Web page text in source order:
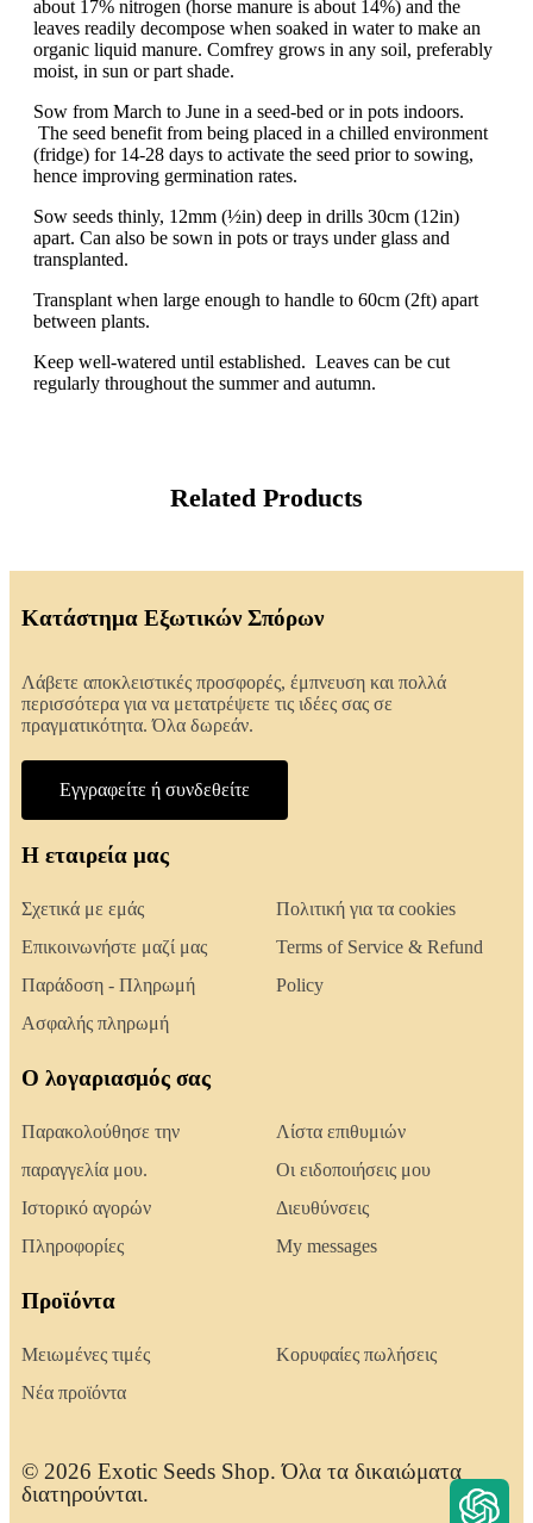
about 17% nitrogen (horse manure is about 14%) and the
leaves readily decompose when soaked in water to make an
organic liquid manure. Comfrey grows in any soil, preferably
moist, in sun or part shade.
Sow from March to June in a seed-bed or in pots indoors.
The seed benefit from being placed in a chilled environment
(fridge) for 14-28 days to activate the seed prior to sowing,
hence improving germination rates.
Sow seeds thinly, 12mm (½in) deep in drills 30cm (12in)
apart. Can also be sown in pots or trays under glass and
transplanted.
Transplant when large enough to handle to 60cm (2ft) apart
between plants.
Keep well-watered until established. Leaves can be cut
regularly throughout the summer and autumn.
Related Products
Κατάστημα Εξωτικών Σπόρων
Λάβετε αποκλειστικές προσφορές, έμπνευση και πολλά
περισσότερα για να μετατρέψετε τις ιδέες σας σε
πραγματικότητα. Όλα δωρεάν.
Εγγραφείτε ή συνδεθείτε
Η εταιρεία μας
Σχετικά με εμάς
Επικοινωνήστε μαζί μας
Παράδοση - Πληρωμή
Ασφαλής πληρωμή
Πολιτική για τα cookies
Terms of Service & Refund
Policy
Ο λογαριασμός σας
Παρακολούθησε την
παραγγελία μου.
Ιστορικό αγορών
Πληροφορίες
Λίστα επιθυμιών
Οι ειδοποιήσεις μου
Διευθύνσεις
My messages
Προϊόντα
Μειωμένες τιμές
Νέα προϊόντα
Κορυφαίες πωλήσεις
© 2026 Exotic Seeds Shop. Όλα τα δικαιώματα
διατηρούνται.